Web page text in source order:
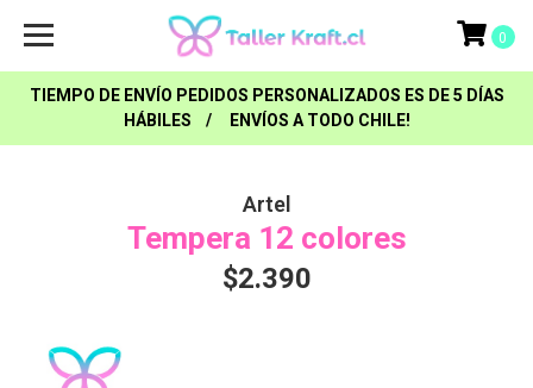
TIEMPO DE ENVÍO PEDIDOS PERSONALIZADOS ES DE 5 DÍAS
HÁBILES / ENVÍOS A TODO CHILE!
0
Artel
Tempera 12 colores
$2.390